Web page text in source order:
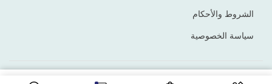
الشروط والأحكام
سياسة الخصوصية